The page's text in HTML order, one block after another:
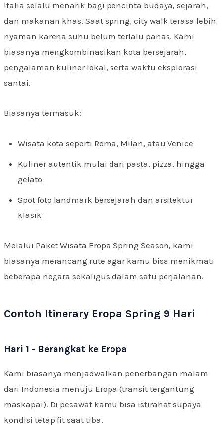
Italia selalu menarik bagi pencinta budaya, sejarah,
dan makanan khas. Saat spring, city walk terasa lebih
nyaman karena suhu belum terlalu panas. Kami
biasanya mengkombinasikan kota bersejarah,
pengalaman kuliner lokal, serta waktu eksplorasi
santai.
Biasanya termasuk:
Wisata kota seperti Roma, Milan, atau Venice
Kuliner autentik mulai dari pasta, pizza, hingga
gelato
Spot foto landmark bersejarah dan arsitektur
klasik
Melalui Paket Wisata Eropa Spring Season, kami
biasanya merancang rute agar kamu bisa menikmati
beberapa negara sekaligus dalam satu perjalanan.
Contoh Itinerary Eropa Spring 9 Hari
Hari 1 - Berangkat ke Eropa
Kami biasanya menjadwalkan penerbangan malam
dari Indonesia menuju Eropa (transit tergantung
maskapai). Di pesawat kamu bisa istirahat supaya
kondisi tetap fit saat tiba.